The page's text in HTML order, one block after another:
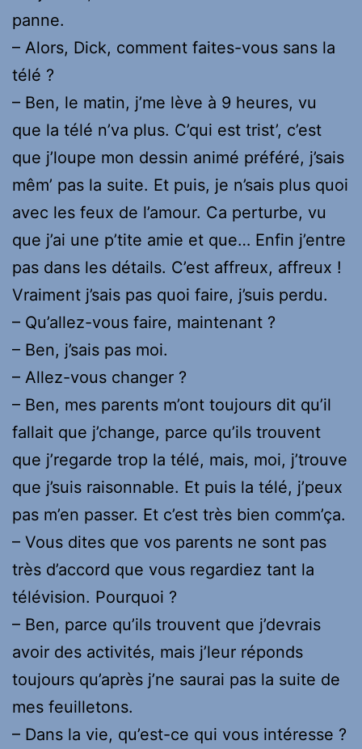
panne.
– Alors, Dick, comment faites-vous sans la
télé ?
– Ben, le matin, j’me lève à 9 heures, vu
que la télé n’va plus. C’qui est trist’, c’est
que j’loupe mon dessin animé préféré, j’sais
mêm’ pas la suite. Et puis, je n’sais plus quoi
avec les feux de l’amour. Ca perturbe, vu
que j’ai une p’tite amie et que… Enfin j’entre
pas dans les détails. C’est affreux, affreux !
Vraiment j’sais pas quoi faire, j’suis perdu.
– Qu’allez-vous faire, maintenant ?
– Ben, j’sais pas moi.
– Allez-vous changer ?
– Ben, mes parents m’ont toujours dit qu’il
fallait que j’change, parce qu’ils trouvent
que j’regarde trop la télé, mais, moi, j’trouve
que j’suis raisonnable. Et puis la télé, j’peux
pas m’en passer. Et c’est très bien comm’ça.
– Vous dites que vos parents ne sont pas
très d’accord que vous regardiez tant la
télévision. Pourquoi ?
– Ben, parce qu’ils trouvent que j’devrais
avoir des activités, mais j’leur réponds
toujours qu’après j’ne saurai pas la suite de
mes feuilletons.
– Dans la vie, qu’est-ce qui vous intéresse ?